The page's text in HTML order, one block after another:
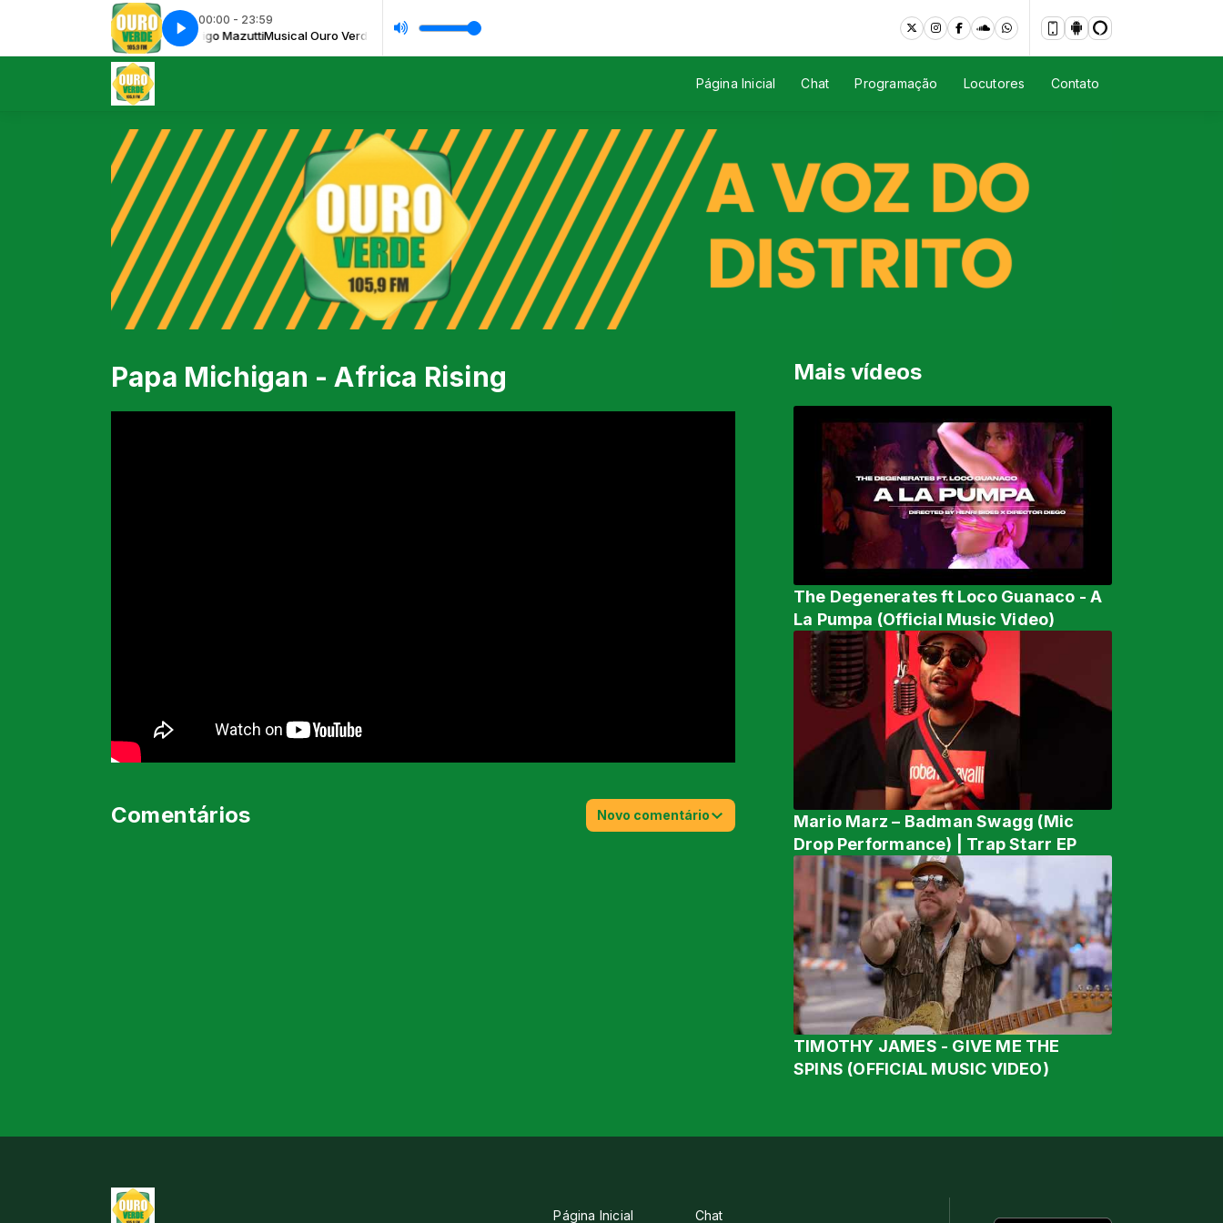
00:00 - 23:59
Musical Ouro Verde FM com Rodrigo MazuttiMusical Ouro Verde FM com Rodrigo Mazutti
Sweet Divine - Kevin Murphy Sweet Divine - Kevin Murphy
Página Inicial Chat Programação Locutores Contato
Papa Michigan - Africa Rising Mais vídeos
The Degenerates ft Loco Guanaco - A
La Pumpa (Official Music Video)
Mario Marz – Badman Swagg (Mic
Drop Performance) | Trap Starr EP
TIMOTHY JAMES - GIVE ME THE
SPINS (OFFICIAL MUSIC VIDEO)
Comentários Novo comentário
Página Inicial Chat